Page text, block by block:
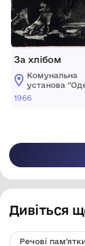
За хлібом
Комунальна
установа
національний
1966
Дивіться
Речові